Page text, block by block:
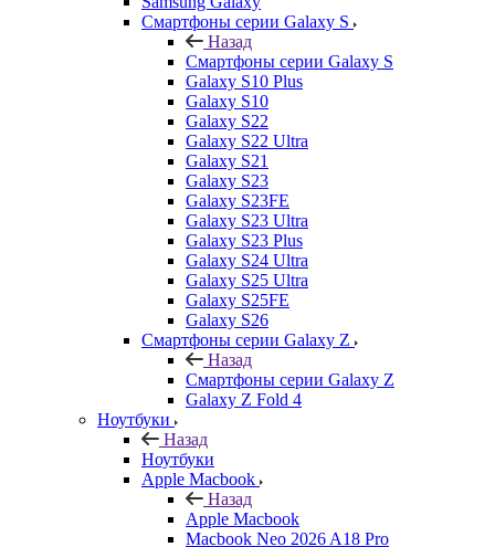
Смартфоны серии Galaxy S
Назад
Смартфоны серии Galaxy S
Galaxy S10 Plus
Galaxy S10
Galaxy S22
Galaxy S22 Ultra
Galaxy S21
Galaxy S23
Galaxy S23FE
Galaxy S23 Ultra
Galaxy S23 Plus
Galaxy S24 Ultra
Galaxy S25 Ultra
Galaxy S25FE
Galaxy S26
Смартфоны серии Galaxy Z
Назад
Смартфоны серии Galaxy Z
Galaxy Z Fold 4
Ноутбуки
Назад
Ноутбуки
Apple Macbook
Назад
Apple Macbook
Macbook Neo 2026 A18 Pro